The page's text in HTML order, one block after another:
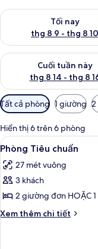
Tối nay
thg 8 9 - thg 8 10
Kiểm tra lượng phòng
Cuối tuần này
thg 8 14 - thg 8
Kiểm tra lượng phòng
Bộ
lọc
có
thể
dùng
để
lọc
tìm
phòng
Tất cả phòng 1 giường
Hiển thị 6 trên 6 phòng
Xem
tất
cả
ảnh
Phòng
Tiêu
7
Phòng Tiêu chuẩn
27 mét vuông
3 khách
2 giường đơn HOẶC
Xem thêm chi tiết
Chi